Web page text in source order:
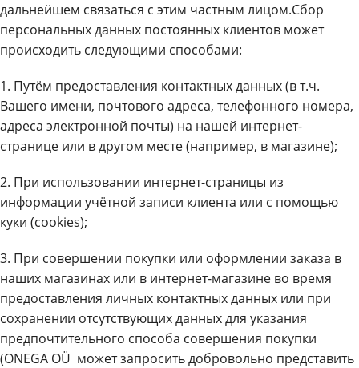
дальнейшем связаться с этим частным лицом.Сбор
персональных данных постоянных клиентов может
происходить следующими способами:
1. Путём предоставления контактных данных (в т.ч.
Вашего имени, почтового адреса, телефонного номера,
адреса электронной почты) на нашей интернет-
странице или в другом месте (например, в магазине);
2. При использовании интернет-страницы из
информации учётной записи клиента или с помощью
куки (cookies);
3. При совершении покупки или оформлении заказа в
наших магазинах или в интернет-магазине во время
предоставления личных контактных данных или при
сохранении отсутствующих данных для указания
предпочтительного способа совершения покупки
(ONEGA OÜ может запросить добровольно представить